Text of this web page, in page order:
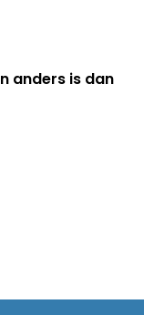
anders is dan